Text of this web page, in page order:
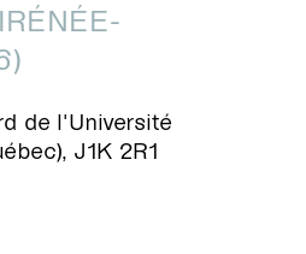
de l'Université
J1K 2R1